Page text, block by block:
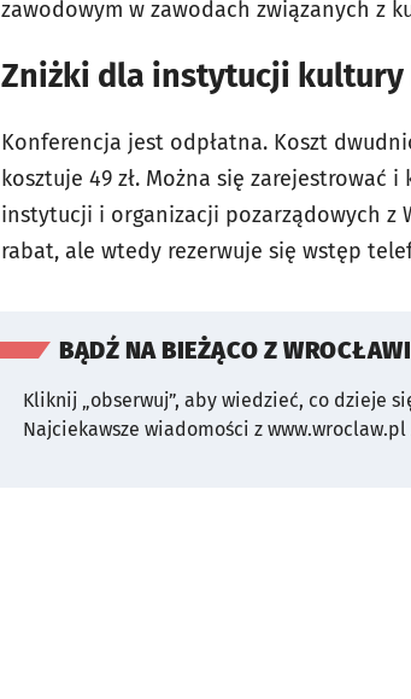
zawodowym w zawodach związanych z
Zniżki dla instytucji kultury
Konferencja jest odpłatna. Koszt
kosztuje 49 zł. Można się zarejestrować
instytucji i organizacji pozarządowych z
rabat, ale wtedy rezerwuje się wstęp
BĄDŹ NA BIEŻĄCO Z
Kliknij „obserwuj”, aby wiedzieć, co dzieje
Najciekawsze wiadomości z www.wroclaw.pl